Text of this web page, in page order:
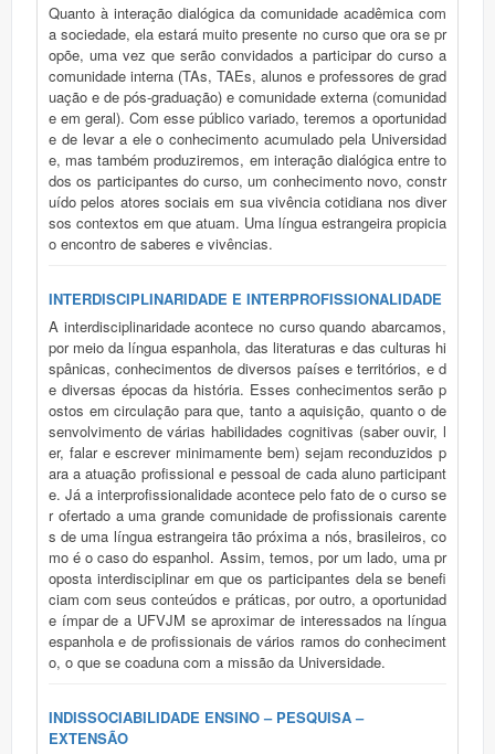
Quanto à interação dialógica da comunidade acadêmica com
a sociedade, ela estará muito presente no curso que ora se pr
opõe, uma vez que serão convidados a participar do curso a
comunidade interna (TAs, TAEs, alunos e professores de grad
uação e de pós-graduação) e comunidade externa (comunidad
e em geral). Com esse público variado, teremos a oportunidad
e de levar a ele o conhecimento acumulado pela Universidad
e, mas também produziremos, em interação dialógica entre to
dos os participantes do curso, um conhecimento novo, constr
uído pelos atores sociais em sua vivência cotidiana nos diver
sos contextos em que atuam. Uma língua estrangeira propicia
o encontro de saberes e vivências.
INTERDISCIPLINARIDADE E INTERPROFISSIONALIDADE
A interdisciplinaridade acontece no curso quando abarcamos,
por meio da língua espanhola, das literaturas e das culturas hi
spânicas, conhecimentos de diversos países e territórios, e d
e diversas épocas da história. Esses conhecimentos serão p
ostos em circulação para que, tanto a aquisição, quanto o de
senvolvimento de várias habilidades cognitivas (saber ouvir, l
er, falar e escrever minimamente bem) sejam reconduzidos p
ara a atuação profissional e pessoal de cada aluno participant
e. Já a interprofissionalidade acontece pelo fato de o curso se
r ofertado a uma grande comunidade de profissionais carente
s de uma língua estrangeira tão próxima a nós, brasileiros, co
mo é o caso do espanhol. Assim, temos, por um lado, uma pr
oposta interdisciplinar em que os participantes dela se benefi
ciam com seus conteúdos e práticas, por outro, a oportunidad
e ímpar de a UFVJM se aproximar de interessados na língua
espanhola e de profissionais de vários ramos do conheciment
o, o que se coaduna com a missão da Universidade.
INDISSOCIABILIDADE ENSINO – PESQUISA –
EXTENSÃO